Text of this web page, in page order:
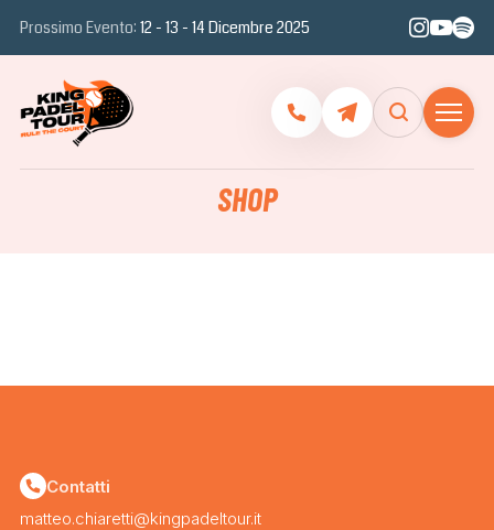
Prossimo Evento: 12 - 13 - 14 Dicembre 2025
SHOP
Contatti
matteo.chiaretti@kingpadeltour.it